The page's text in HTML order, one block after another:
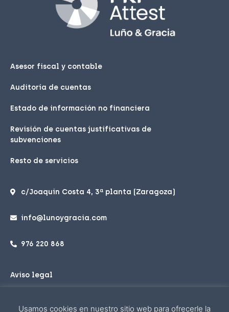
Asesor fiscal y contable
Auditoría de cuentas
Estado de información no financiera
Revisión de cuentas justificativas de
subvenciones
Resto de servicios
c/Joaquin Costa 4, 3ª planta (Zaragoza)
info@lunoygracia.com
976 220 868
Aviso legal
Usamos cookies en nuestro sitio web para ofrecerle la